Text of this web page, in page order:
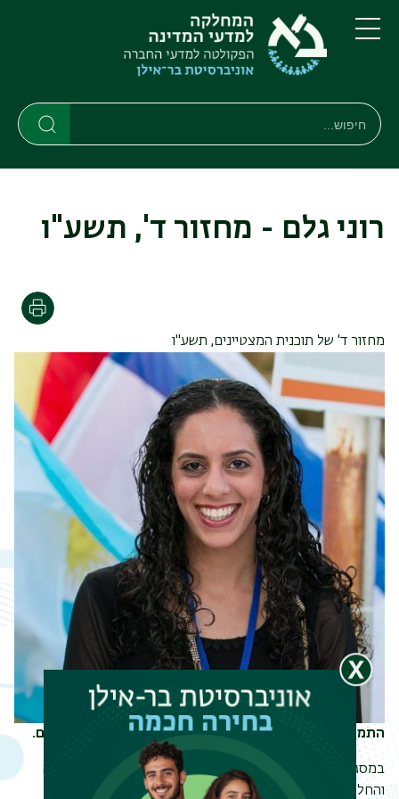
דילוג
לתוכן
העיקרי
דילוג
לתפריט
ניווט
ראשי
תפריט
חיפוש
Search
רוני גלם - מחזור ד', תשע"ו
מחזור ד' של תוכנית המצטיינים, תשע"ו
התמחות: דוברות משרד המדע, הטכנולוגיה והחלל, ירושלים.
במסגרת ההתמחות שובצתי בדוברות משרד המדע, הטכנולוגיה
והחלל. במהלך ההתמחות התנסיתי בכתיבת הודעות לעיתונות,